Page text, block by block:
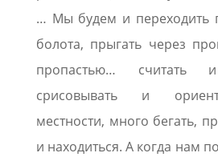
… Мы будем и переходить
болота, прыгать через
пропастью… считать
срисовывать и
местности, много бегать,
и находиться. А когда нам